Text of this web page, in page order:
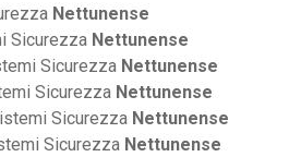
Nettunense
Sicurezza Nettunense
Sicurezza Nettunense
Sicurezza Nettunense
Sicurezza Nettunense
Sicurezza Nettunense